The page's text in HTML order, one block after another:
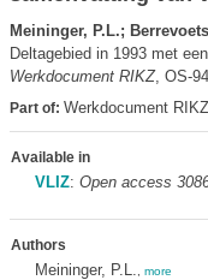
Meininger, P.L.;
Deltagebied in 1993 met
Werkdocument RIKZ, OS-
Part of: Werkdocument
Available in
VLIZ: Open access
Authors
Meininger, P.L. more